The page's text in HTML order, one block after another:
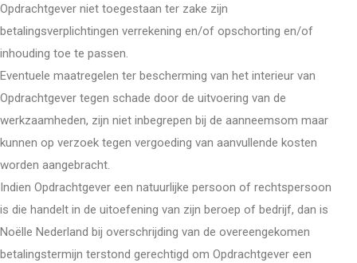
Opdrachtgever niet toegestaan ter zake zijn
betalingsverplichtingen verrekening en/of opschorting en/of
inhouding toe te passen.
Eventuele maatregelen ter bescherming van het interieur van
Opdrachtgever tegen schade door de uitvoering van de
werkzaamheden, zijn niet inbegrepen bij de aanneemsom maar
kunnen op verzoek tegen vergoeding van aanvullende kosten
worden aangebracht.
Indien Opdrachtgever een natuurlijke persoon of rechtspersoon
is die handelt in de uitoefening van zijn beroep of bedrijf, dan is
Noëlle Nederland bij overschrijding van de overeengekomen
betalingstermijn terstond gerechtigd om Opdrachtgever een